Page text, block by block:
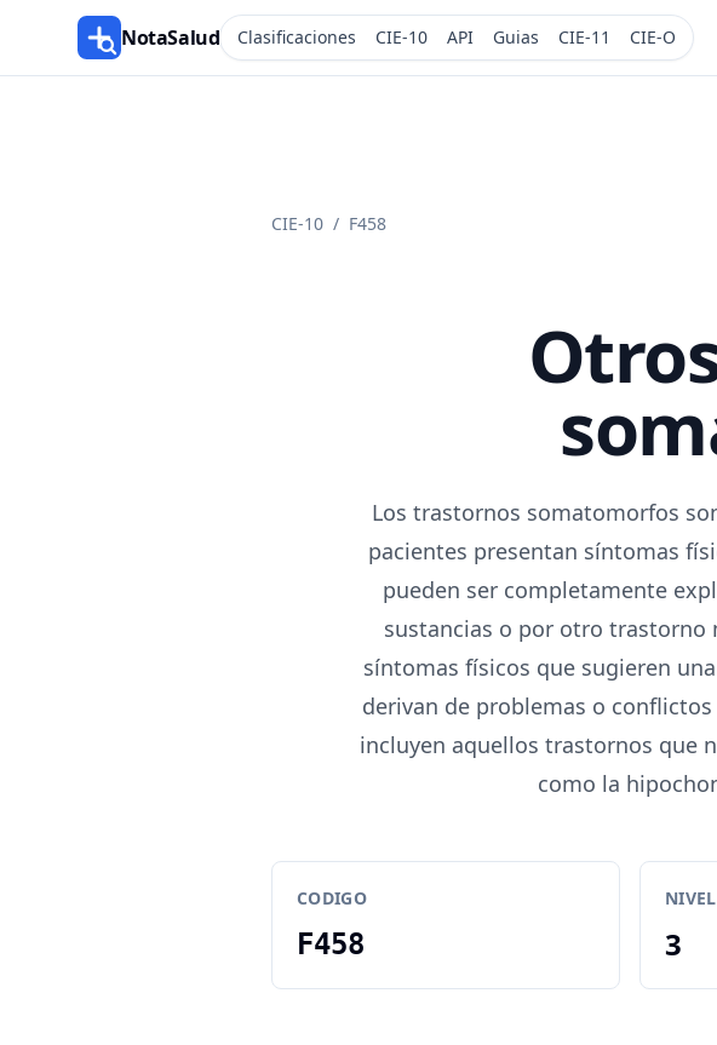
NotaSalud Clasificaciones CIE-10 API Guias CIE-11 CIE-O
CIE-10 / F458
Los trastornos somatomorfos
pacientes presentan síntomas
pueden ser completamente
sustancias o por otro trastorno
síntomas físicos que sugieren
derivan de problemas o
incluyen aquellos trastornos que
como la
CODIGO
F458
NIVEL
3